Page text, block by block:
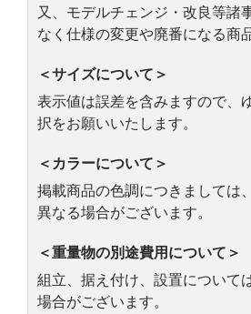
又、モデルチェンジ・改良等諸
なく仕様の変更や廃番になる商
＜サイズについて＞
表示値は誤差を含みますので、
択をお願いいたします。
＜カラーについて＞
掲載商品の色調につきましては
異なる場合がございます。
＜重量物の別途費用について＞
組立、据え付け、設置について
場合がございます。